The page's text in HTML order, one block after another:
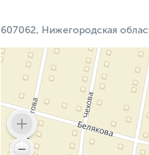
607062, Нижегородская